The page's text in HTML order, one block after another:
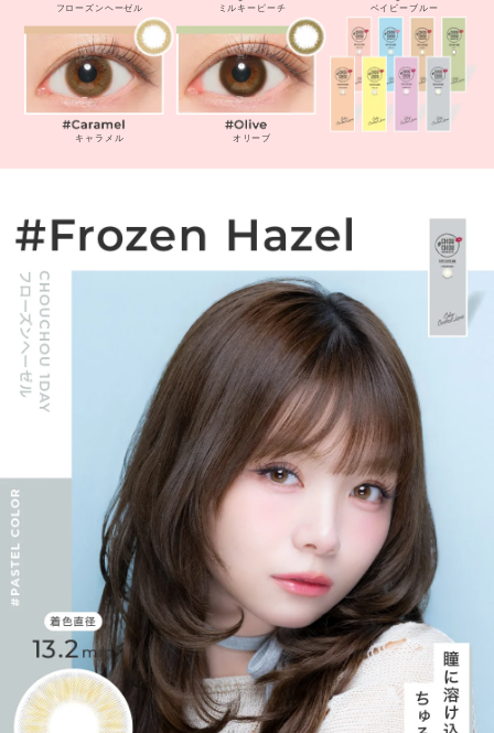
フローズンヘーゼル ミルキーピーチ ベイビーブルー
キャラメル オリーブ